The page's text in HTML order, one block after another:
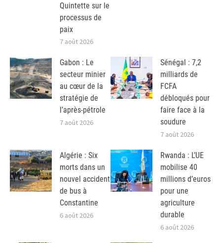
Quintette sur le
processus de
paix
7 août 2026
Gabon : Le
secteur minier
au cœur de la
stratégie de
l’après-pétrole
7 août 2026
Sénégal : 7,2
milliards de
FCFA
débloqués pour
faire face à la
soudure
7 août 2026
Algérie : Six
morts dans un
nouvel accident
de bus à
Constantine
6 août 2026
Rwanda : L’UE
mobilise 40
millions d’euros
pour une
agriculture
durable
6 août 2026